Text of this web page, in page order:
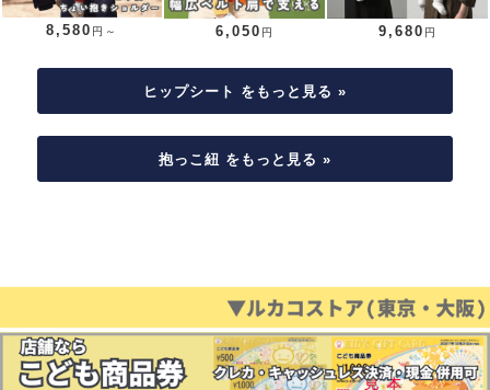
8,580 円～ 6,050 円 9,680 円
ヒップシート をもっと見る »
抱っこ紐 をもっと見る »